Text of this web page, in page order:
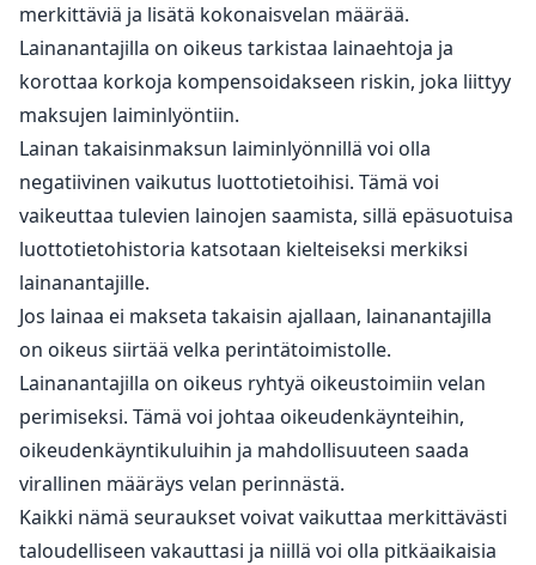
merkittäviä ja lisätä kokonaisvelan määrää.
Lainanantajilla on oikeus tarkistaa lainaehtoja ja
korottaa korkoja kompensoidakseen riskin, joka liittyy
maksujen laiminlyöntiin.
Lainan takaisinmaksun laiminlyönnillä voi olla
negatiivinen vaikutus luottotietoihisi. Tämä voi
vaikeuttaa tulevien lainojen saamista, sillä epäsuotuisa
luottotietohistoria katsotaan kielteiseksi merkiksi
lainanantajille.
Jos lainaa ei makseta takaisin ajallaan, lainanantajilla
on oikeus siirtää velka perintätoimistolle.
Lainanantajilla on oikeus ryhtyä oikeustoimiin velan
perimiseksi. Tämä voi johtaa oikeudenkäynteihin,
oikeudenkäyntikuluihin ja mahdollisuuteen saada
virallinen määräys velan perinnästä.
Kaikki nämä seuraukset voivat vaikuttaa merkittävästi
taloudelliseen vakauttasi ja niillä voi olla pitkäaikaisia